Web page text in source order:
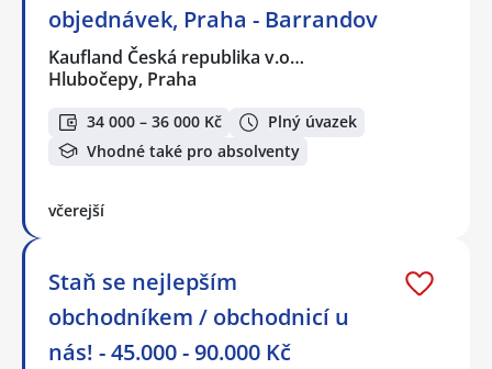
objednávek, Praha - Barrandov
Kaufland Česká republika v.o…
Hlubočepy, Praha
34 000 – 36 000 Kč
Plný úvazek
Vhodné také pro absolventy
včerejší
Staň se nejlepším
obchodníkem / obchodnicí u
nás! - 45.000 - 90.000 Kč